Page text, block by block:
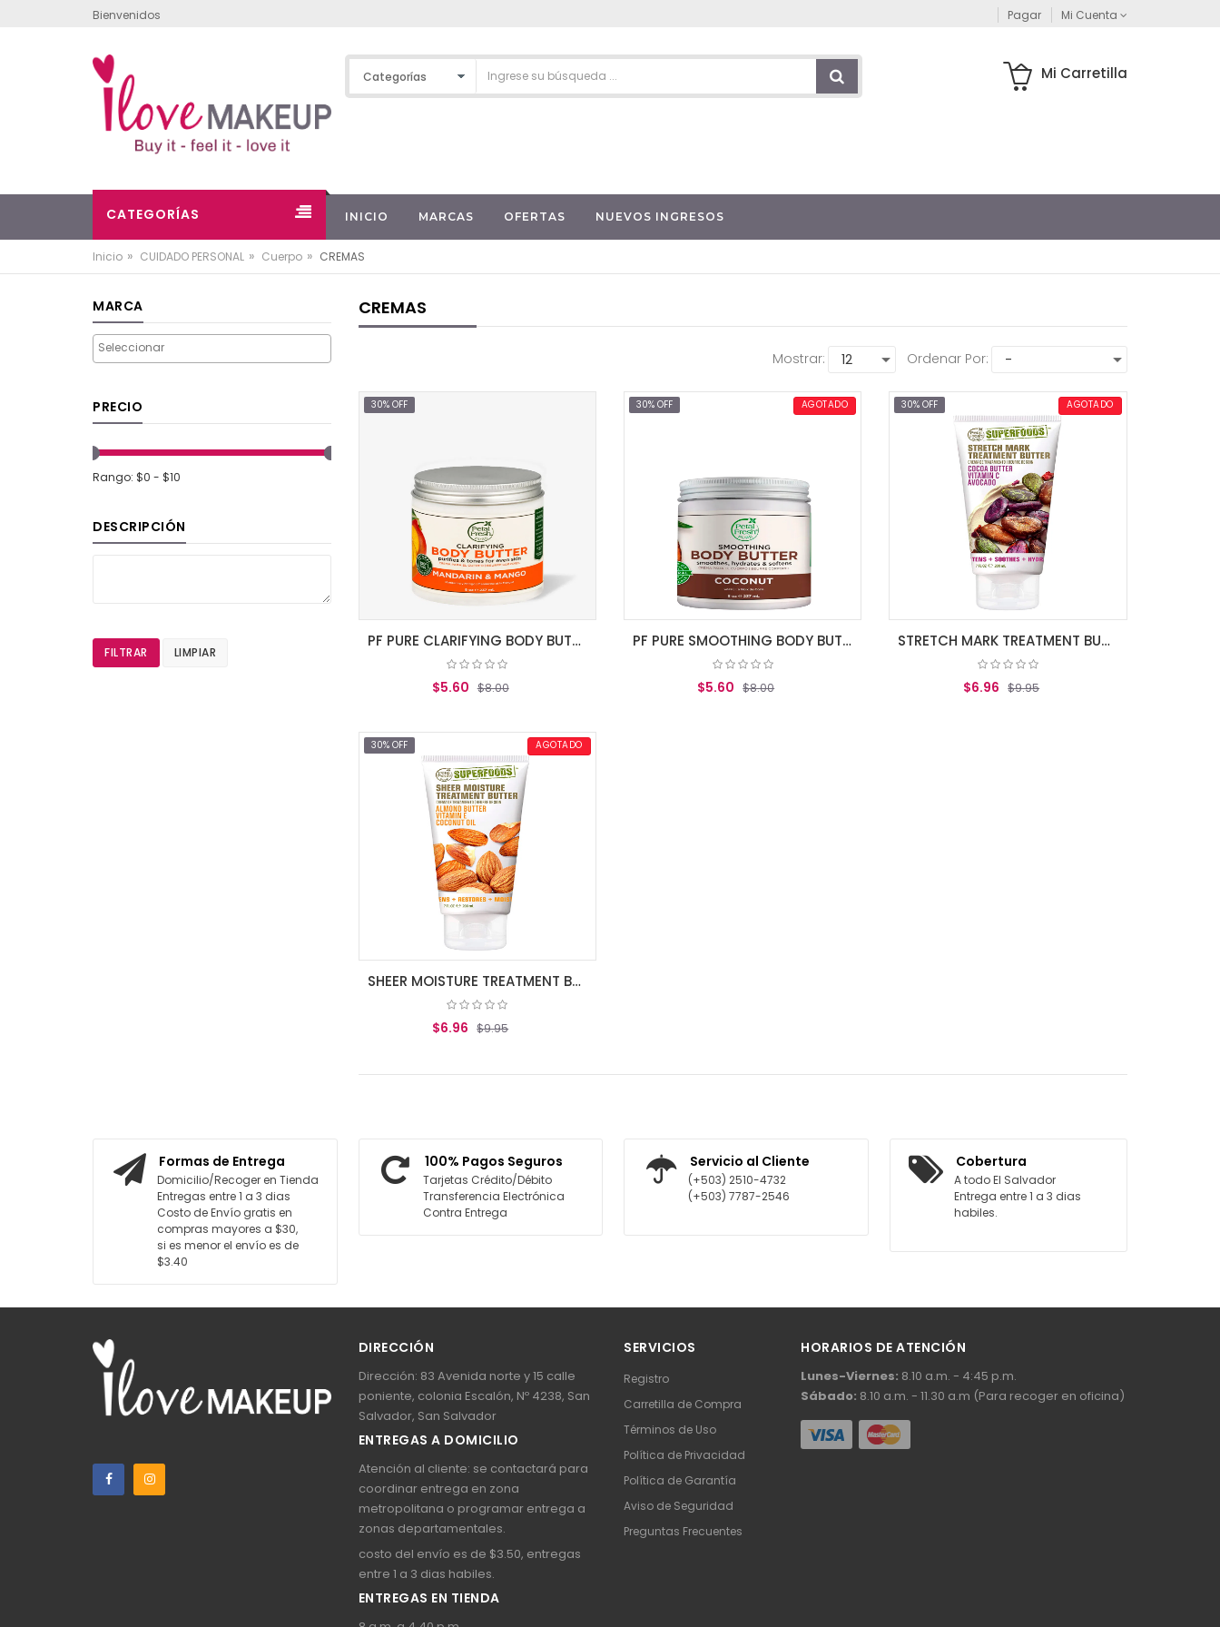
Bienvenidos Pagar Mi Cuenta
Mi Carretilla
CATEGORÍAS INICIO MARCAS OFERTAS NUEVOS INGRESOS
Inicio » CUIDADO PERSONAL » Cuerpo » CREMAS
CREMAS
Ordenar Por:
Mostrar:
30% OFF
PF PURE CLARIFYING BODY BUTTER MANGO/MAD
$5.60 $8.00
AGREGAR AL CARRITO
30% OFF AGOTADO
PF PURE SMOOTHING BODY BUTTER COCONUT
$5.60 $8.00
30% OFF AGOTADO
STRETCH MARK TREATMENT BUTTER
$6.96 $9.95
30% OFF AGOTADO
SHEER MOISTURE TREATMENT BUTTER
$6.96 $9.95
MARCA
PRECIO
Rango: $0 - $10
DESCRIPCIÓN
FILTRAR LIMPIAR
Formas de Entrega
Domicilio/Recoger en Tienda
Entregas entre 1 a 3 dias
Costo de Envío gratis en
compras mayores a $30,
si es menor el envío es de
$3.40
100% Pagos Seguros
Tarjetas Crédito/Débito
Transferencia Electrónica
Contra Entrega
Servicio al Cliente
(+503) 2510-4732
(+503) 7787-2546
Cobertura
A todo El Salvador
Entrega entre 1 a 3 dias
habiles.
DIRECCIÓN
Dirección: 83 Avenida norte y 15 calle
poniente, colonia Escalón, Nº 4238, San
Salvador, San Salvador
ENTREGAS A DOMICILIO
Atención al cliente: se contactará para
coordinar entrega en zona
metropolitana o programar entrega a
zonas departamentales.
costo del envío es de $3.50, entregas
entre 1 a 3 dias habiles.
ENTREGAS EN TIENDA
SERVICIOS
Registro
Carretilla de Compra
Términos de Uso
Política de Privacidad
Política de Garantía
Aviso de Seguridad
Preguntas Frecuentes
HORARIOS DE ATENCIÓN
Lunes-Viernes: 8.10 a.m. - 4:45 p.m.
Sábado: 8.10 a.m. - 11.30 a.m (Para recoger en oficina)